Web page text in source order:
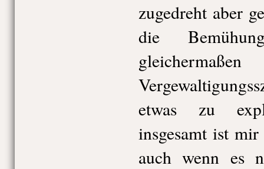
zugedreht aber
die
etwas zu
insgesamt ist
auch wenn es